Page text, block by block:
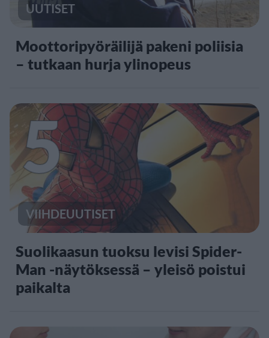
UUTISET
Moottoripyöräilijä pakeni poliisia
– tutkaan hurja ylinopeus
5
VIIHDEUUTISET
Suolikaasun tuoksu levisi Spider-
Man -näytöksessä – yleisö poistui
paikalta